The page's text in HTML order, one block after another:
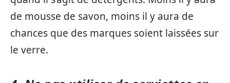
de mousse de savon, moins il y aura de
chances que des marques soient laissées sur
le verre.